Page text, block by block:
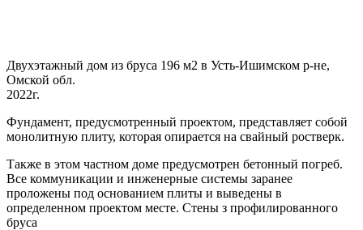
Двухэтажный дом из бруса 196 м2 в Усть-Ишимском р-не,
Омской обл.
2022г.
Фундамент, предусмотренный проектом, представляет собой
монолитную плиту, которая опирается на свайный ростверк.
Также в этом частном доме предусмотрен бетонный погреб.
Все коммуникации и инженерные системы заранее
проложены под основанием плиты и выведены в
определенном проектом месте. Стены з профилированного
бруса